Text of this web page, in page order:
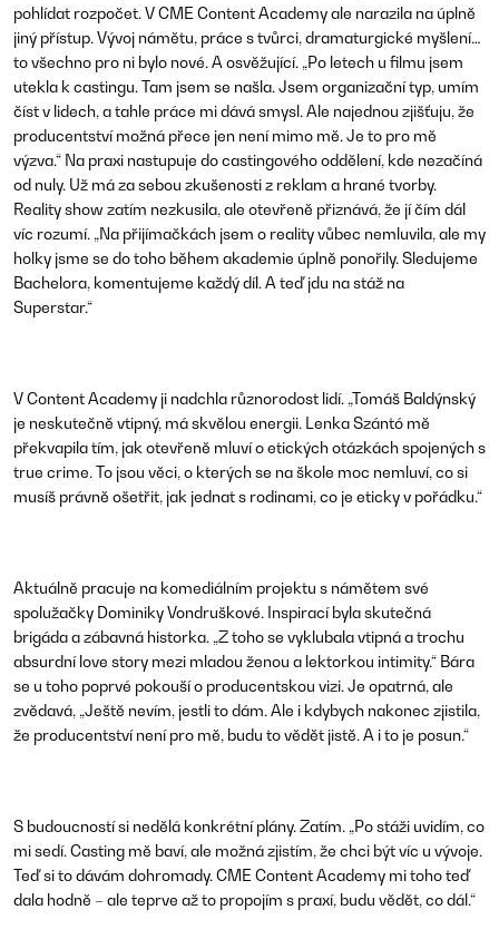
pohlídat rozpočet. V CME Content Academy ale narazila na úplně
jiný přístup. Vývoj námětu, práce s tvůrci, dramaturgické myšlení…
to všechno pro ni bylo nové. A osvěžující. „Po letech u filmu jsem
utekla k castingu. Tam jsem se našla. Jsem organizační typ, umím
číst v lidech, a tahle práce mi dává smysl. Ale najednou zjišťuju, že
producentství možná přece jen není mimo mě. Je to pro mě
výzva.“ Na praxi nastupuje do castingového oddělení, kde nezačíná
od nuly. Už má za sebou zkušenosti z reklam a hrané tvorby.
Reality show zatím nezkusila, ale otevřeně přiznává, že jí čím dál
víc rozumí. „Na přijímačkách jsem o reality vůbec nemluvila, ale my
holky jsme se do toho během akademie úplně ponořily. Sledujeme
Bachelora, komentujeme každý díl. A teď jdu na stáž na
Superstar.“
V Content Academy ji nadchla různorodost lidí. „Tomáš Baldýnský
je neskutečně vtipný, má skvělou energii. Lenka Szántó mě
překvapila tím, jak otevřeně mluví o etických otázkách spojených s
true crime. To jsou věci, o kterých se na škole moc nemluví, co si
musíš právně ošetřit, jak jednat s rodinami, co je eticky v pořádku.“
Aktuálně pracuje na komediálním projektu s námětem své
spolužačky Dominiky Vondruškové. Inspirací byla skutečná
brigáda a zábavná historka. „Z toho se vyklubala vtipná a trochu
absurdní love story mezi mladou ženou a lektorkou intimity.“ Bára
se u toho poprvé pokouší o producentskou vizi. Je opatrná, ale
zvědavá, „Ještě nevím, jestli to dám. Ale i kdybych nakonec zjistila,
že producentství není pro mě, budu to vědět jistě. A i to je posun.“
S budoucností si nedělá konkrétní plány. Zatím. „Po stáži uvidím, co
mi sedí. Casting mě baví, ale možná zjistím, že chci být víc u vývoje.
Teď si to dávám dohromady. CME Content Academy mi toho teď
dala hodně – ale teprve až to propojím s praxí, budu vědět, co dál.“